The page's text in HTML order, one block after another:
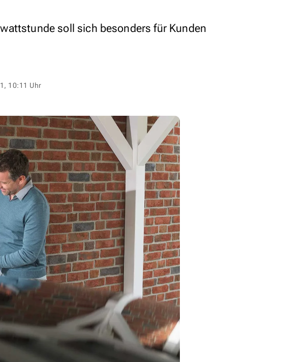
soll sich besonders für Kunden
10:11 Uhr